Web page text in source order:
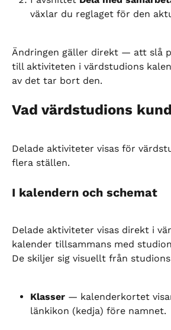
växlar du reglaget för den
Ändringen gäller direkt — att slå
till aktiviteten i värdstudions
av det tar bort den.
Vad värdstudions
Delade aktiviteter visas för
flera ställen.
I kalendern och schemat
Delade aktiviteter visas direkt i
kalender tillsammans med
De skiljer sig visuellt från
Klasser — kalenderkortet
länkikon (kedja) före namnet.